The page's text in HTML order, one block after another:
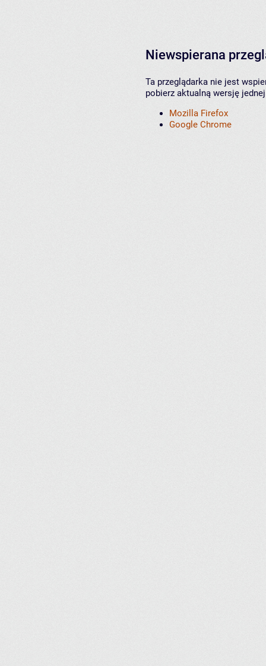
Niewspierana
Ta przeglądarka nie jest
pobierz aktualną wersję
Mozilla Firefox
Google Chrome